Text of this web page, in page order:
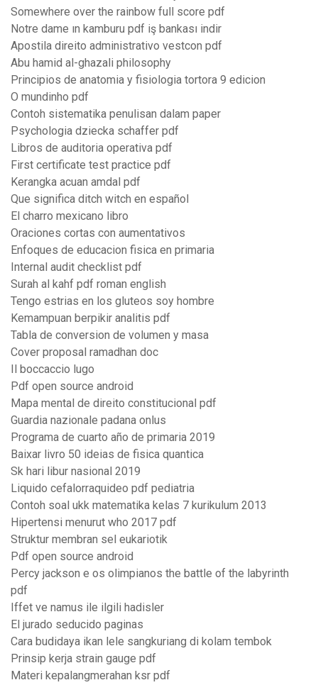
Somewhere over the rainbow full score pdf
Notre dame ın kamburu pdf iş bankası indir
Apostila direito administrativo vestcon pdf
Abu hamid al-ghazali philosophy
Principios de anatomia y fisiologia tortora 9 edicion
O mundinho pdf
Contoh sistematika penulisan dalam paper
Psychologia dziecka schaffer pdf
Libros de auditoria operativa pdf
First certificate test practice pdf
Kerangka acuan amdal pdf
Que significa ditch witch en español
El charro mexicano libro
Oraciones cortas con aumentativos
Enfoques de educacion fisica en primaria
Internal audit checklist pdf
Surah al kahf pdf roman english
Tengo estrias en los gluteos soy hombre
Kemampuan berpikir analitis pdf
Tabla de conversion de volumen y masa
Cover proposal ramadhan doc
Il boccaccio lugo
Pdf open source android
Mapa mental de direito constitucional pdf
Guardia nazionale padana onlus
Programa de cuarto año de primaria 2019
Baixar livro 50 ideias de fisica quantica
Sk hari libur nasional 2019
Liquido cefalorraquideo pdf pediatria
Contoh soal ukk matematika kelas 7 kurikulum 2013
Hipertensi menurut who 2017 pdf
Struktur membran sel eukariotik
Pdf open source android
Percy jackson e os olimpianos the battle of the labyrinth
pdf
Iffet ve namus ile ilgili hadisler
El jurado seducido paginas
Cara budidaya ikan lele sangkuriang di kolam tembok
Prinsip kerja strain gauge pdf
Materi kepalangmerahan ksr pdf